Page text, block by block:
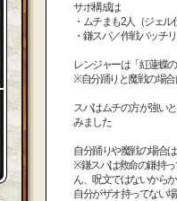
サポ構成は
・ムチまも2人（ジェ
・鎌スパ／作戦バッチリ
レンジャーは「紅蓮蝶
※自分踊りと魔戦の場
スパはムチの方が強い
みました
自分踊りや魔戦の場合
※鎌スパは救命の鎌持っ
ん、呪文ではないから
自分がザオ持ってない